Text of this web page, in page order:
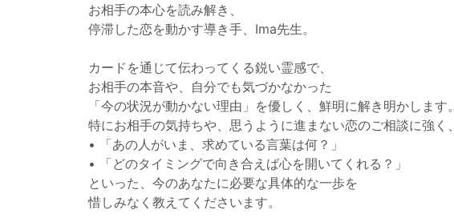
お相手の本心を読み解き、
停滞した恋を動かす導き手、Ima先生。
カードを通じて伝わってくる鋭い霊感で、
お相手の本音や、自分でも気づかなかった
「今の状況が動かない理由」を優しく、鮮明に解き明かします。
特にお相手の気持ちや、思うように進まない恋のご相談に強く、
• 「あの人がいま、求めている言葉は何？」
• 「どのタイミングで向き合えば心を開いてくれる？」
といった、今のあなたに必要な具体的な一歩を
惜しみなく教えてくださいます。